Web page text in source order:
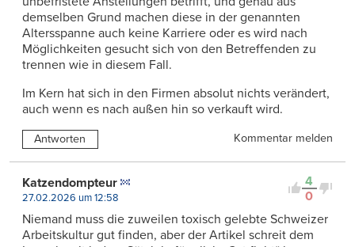
demselben Grund machen diese in der genannten
Altersspanne auch keine Karriere oder es wird nach
Möglichkeiten gesucht sich von den Betreffenden zu
trennen wie in diesem Fall.
Im Kern hat sich in den Firmen absolut nichts verändert,
auch wenn es nach außen hin so verkauft wird.
Antworten Kommentar melden
4
0
Katzendompteur
27.02.2026 um 12:58
Niemand muss die zuweilen toxisch gelebte Schweizer
Arbeitskultur gut finden, aber der Artikel schreit dem